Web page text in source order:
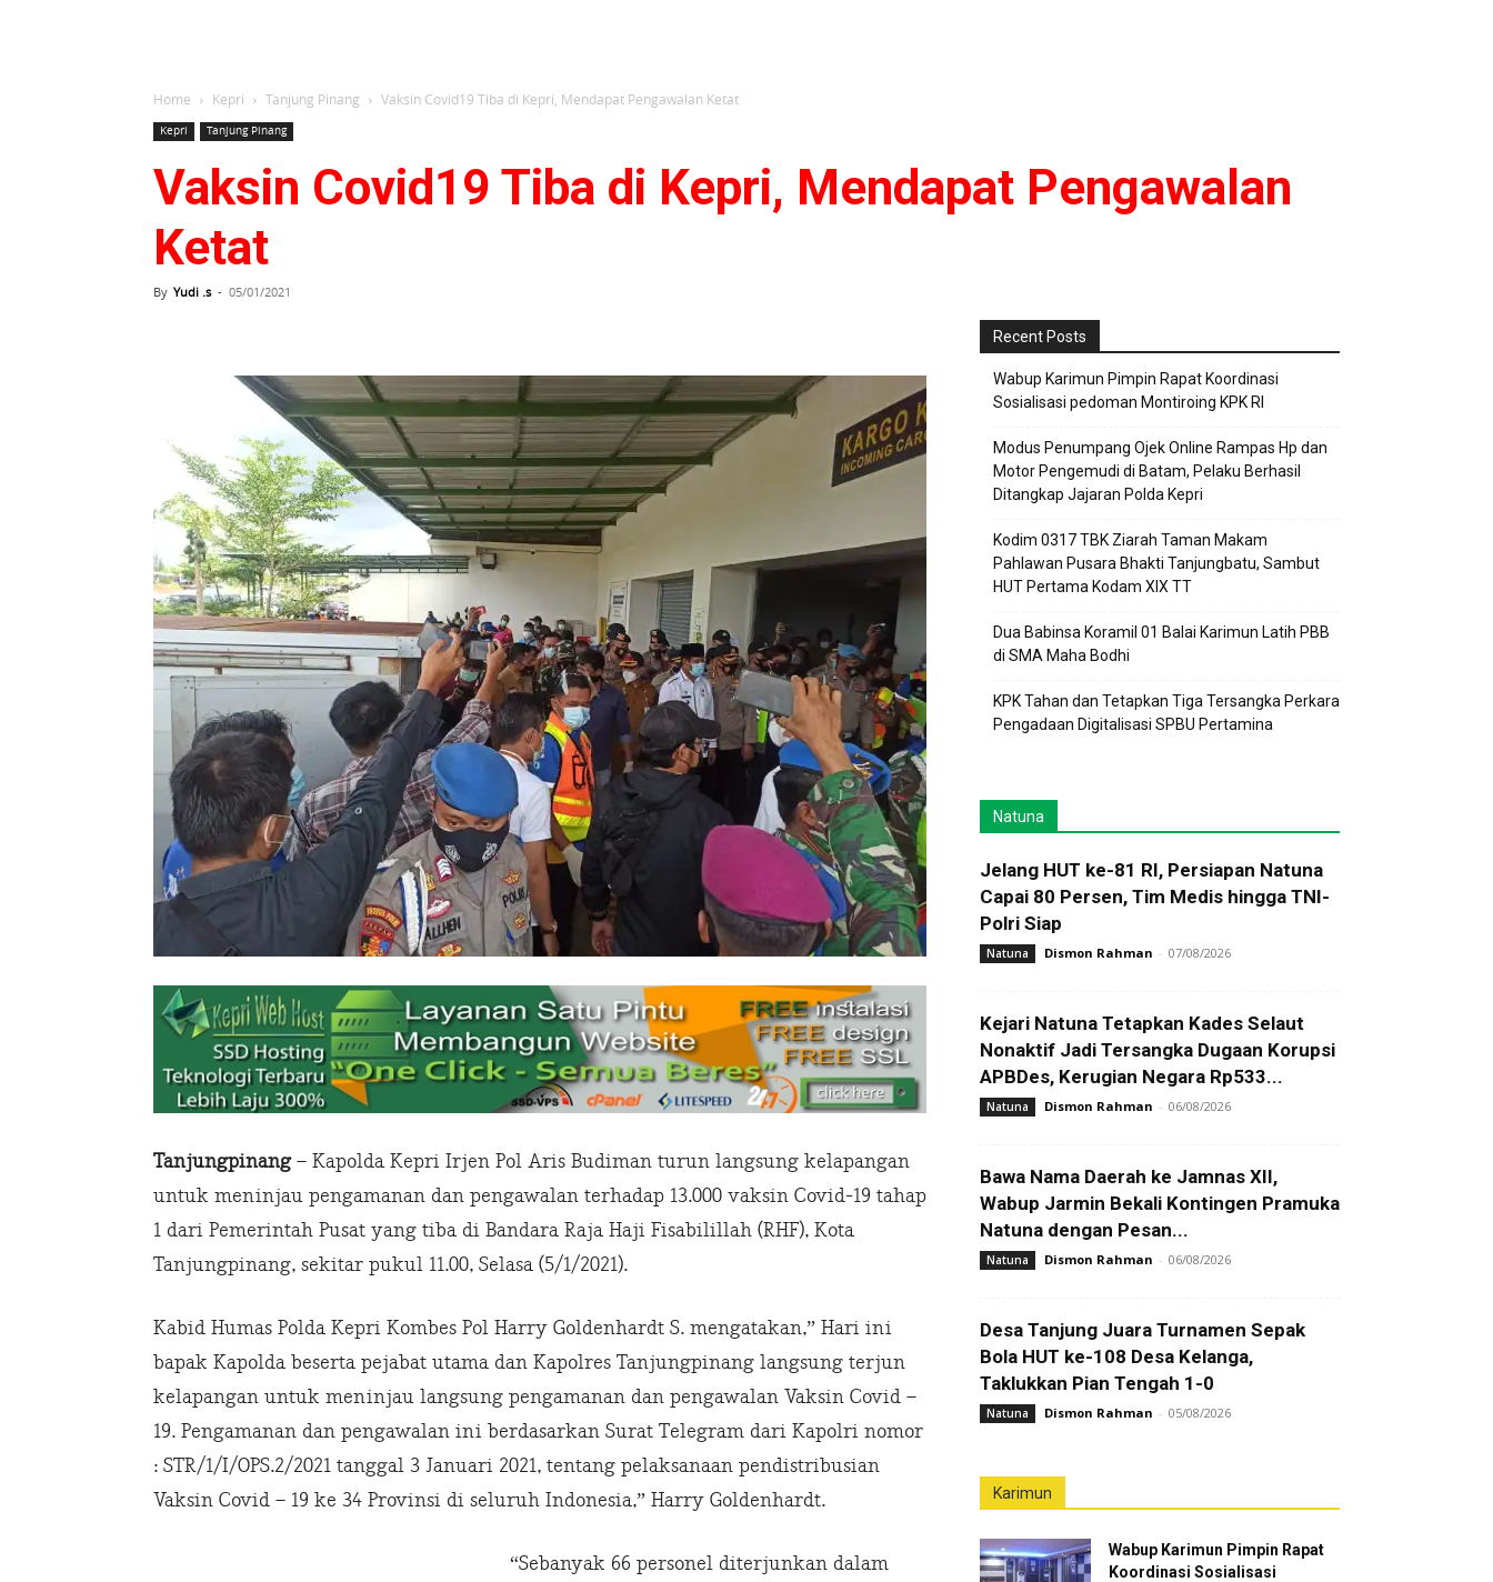
Home Kepri Tanjung Pinang Vaksin Covid19 Tiba di Kepri, Mendapat Pengawalan Ketat
Kepri Tanjung Pinang
Vaksin Covid19 Tiba di Kepri, Mendapat Pengawalan
Ketat
By Yudi .s - 05/01/2021
Tanjungpinang– Kapolda Kepri Irjen Pol Aris Budiman turun langsung kelapangan
untuk meninjau pengamanan dan pengawalan terhadap 13.000 vaksin Covid-19 tahap
1 dari Pemerintah Pusat yang tiba di Bandara Raja Haji Fisabilillah (RHF), Kota
Tanjungpinang, sekitar pukul 11.00, Selasa (5/1/2021).
Kabid Humas Polda Kepri Kombes Pol Harry Goldenhardt S. mengatakan,” Hari ini
bapak Kapolda beserta pejabat utama dan Kapolres Tanjungpinang langsung terjun
kelapangan untuk meninjau langsung pengamanan dan pengawalan Vaksin Covid –
19. Pengamanan dan pengawalan ini berdasarkan Surat Telegram dari Kapolri nomor
: STR/1/I/OPS.2/2021 tanggal 3 Januari 2021, tentang pelaksanaan pendistribusian
Vaksin Covid – 19 ke 34 Provinsi di seluruh Indonesia,” Harry Goldenhardt.
“Sebanyak 66 personel diterjunkan dalam
Recent Posts
Wabup Karimun Pimpin Rapat Koordinasi
Sosialisasi pedoman Montiroing KPK RI
Modus Penumpang Ojek Online Rampas Hp dan
Motor Pengemudi di Batam, Pelaku Berhasil
Ditangkap Jajaran Polda Kepri
Kodim 0317 TBK Ziarah Taman Makam
Pahlawan Pusara Bhakti Tanjungbatu, Sambut
HUT Pertama Kodam XIX TT
Dua Babinsa Koramil 01 Balai Karimun Latih PBB
di SMA Maha Bodhi
KPK Tahan dan Tetapkan Tiga Tersangka Perkara
Pengadaan Digitalisasi SPBU Pertamina
Natuna
Jelang HUT ke-81 RI, Persiapan Natuna
Capai 80 Persen, Tim Medis hingga TNI-
Polri Siap
Natuna Dismon Rahman - 07/08/2026
Kejari Natuna Tetapkan Kades Selaut
Nonaktif Jadi Tersangka Dugaan Korupsi
APBDes, Kerugian Negara Rp533...
Natuna Dismon Rahman - 06/08/2026
Bawa Nama Daerah ke Jamnas XII,
Wabup Jarmin Bekali Kontingen Pramuka
Natuna dengan Pesan...
Natuna Dismon Rahman - 06/08/2026
Desa Tanjung Juara Turnamen Sepak
Bola HUT ke-108 Desa Kelanga,
Taklukkan Pian Tengah 1-0
Natuna Dismon Rahman - 05/08/2026
Karimun
Wabup Karimun Pimpin Rapat
Koordinasi Sosialisasi